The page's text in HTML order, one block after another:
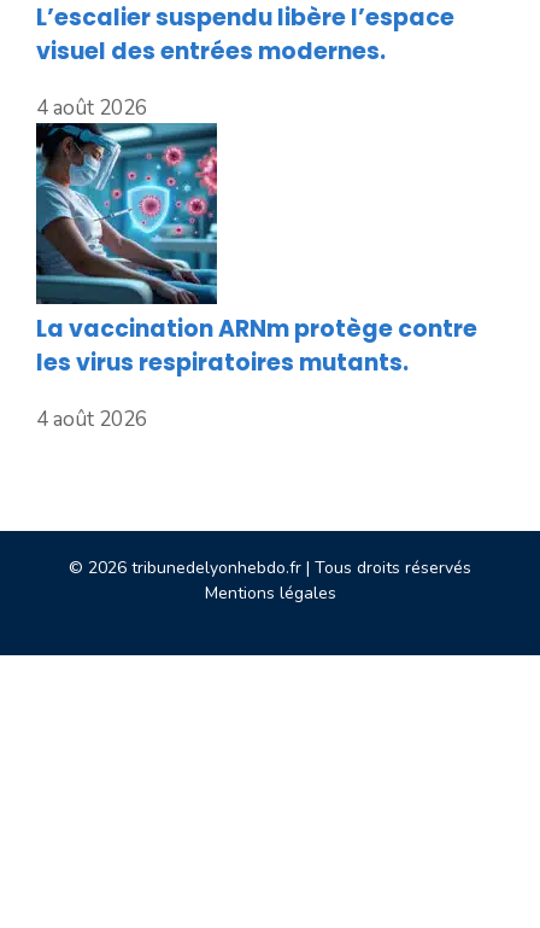
L’escalier suspendu libère l’espace
visuel des entrées modernes.
4 août 2026
La vaccination ARNm protège contre
les virus respiratoires mutants.
4 août 2026
© 2026 tribunedelyonhebdo.fr | Tous droits réservés
Mentions légales